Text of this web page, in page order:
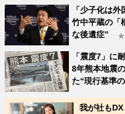
「少子化は
竹中平蔵の「
な後遺症”
★
「震度7」に
8年熊本地震
た“現行基準
我が社も